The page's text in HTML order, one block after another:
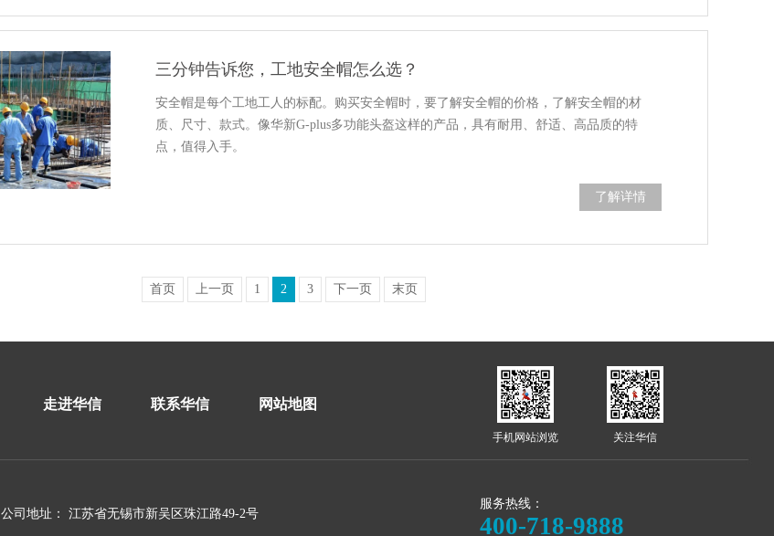
三分钟告诉您，工地安全帽怎么选？
安全帽是每个工地工人的标配。购买安全帽时，要了解安全帽的价格，了解安全帽的材
质、尺寸、款式。像华新G-plus多功能头盔这样的产品，具有耐用、舒适、高品质的特
点，值得入手。
了解详情
首页 上一页 1 2 3 下一页 末页
走进华信 联系华信 网站地图
公司地址： 江苏省无锡市新吴区珠江路49-2号
手机网站浏览 关注华信
服务热线：
400-718-9888